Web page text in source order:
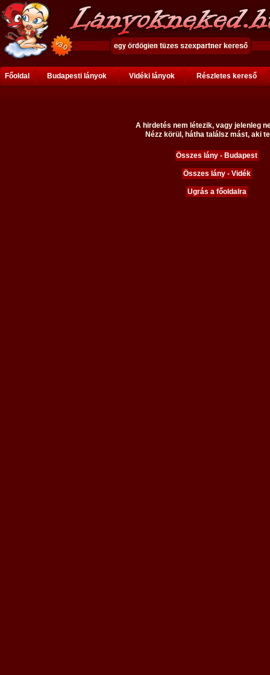
Főoldal Budapesti lányok Vidéki lányok Részletes kereső
A hirdetés nem létezik, vagy jelenleg
Nézz körül, hátha találsz mást, aki
Összes lány - Budapest
Összes lány - Vidék
Ugrás a főoldalra